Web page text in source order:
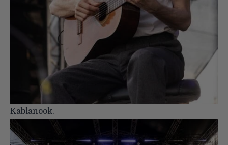
Kablanook.